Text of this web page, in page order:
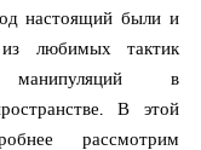
настоящий были и
любимых тактик
в
В этой
рассмотрим